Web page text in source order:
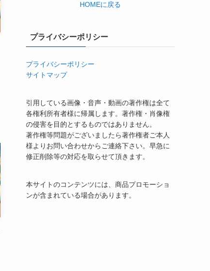
HOMEに戻る
プライバシーポリシー
プライバシーポリシー
サイトマップ
引用している画像・音声・動画の著作権は全て
各権利所有者様に帰属します。著作権・肖像権
の侵害を目的とするものではありません。
著作権等問題がございましたら著作権者ご本人
様よりお問い合わせからご連絡下さい。早急に
修正削除等の対応を取らせて頂きます。
本サイトのコンテンツには、商品プロモーショ
ンが含まれている場合があります。